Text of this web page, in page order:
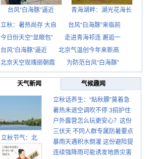
台风“白海豚”逼近 青海湖畔：湖光花海长
立秋：暑热尚存 大自
台风“白海豚”来临前
今日份天空“显眼包”
走进青海祁连 邂逅一
台风“白海豚”逼近
北京气温创今年来新高
北京天空现瑰丽朝霞
为防范台风“白海豚”
天气新闻 气候趣闻
立秋节气：北
立秋话养生：“贴秋膘”莫着急
先清暑再防燥
暑热未退空调吹不停 3招护住
肩颈不酸痛
户外露营怎么玩更安心？这份
攻略请收好
三伏天 不同人群专属防暑要点
请收好
暴雨天遇积水倒灌 这份避险提
示请收好
连续强降雨可能诱发地质灾害